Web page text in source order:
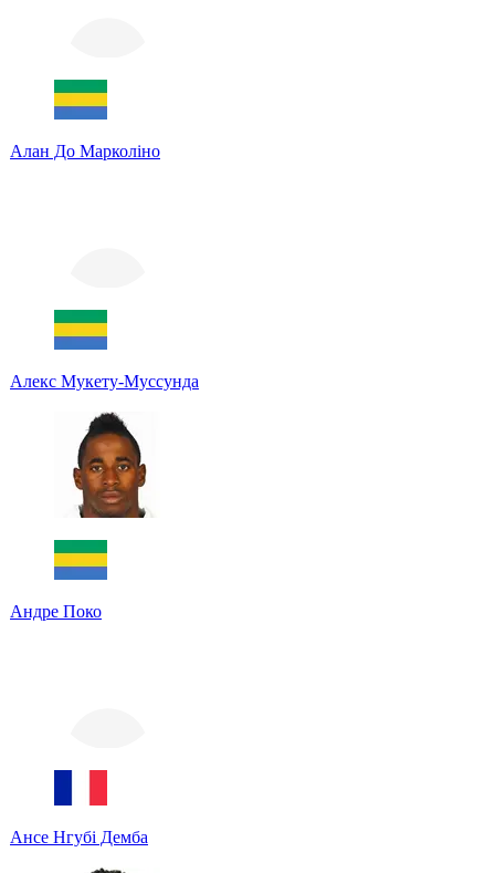
Алан До Марколіно
Алекс Мукету-Муссунда
Андре Поко
Ансе Нгубі Демба